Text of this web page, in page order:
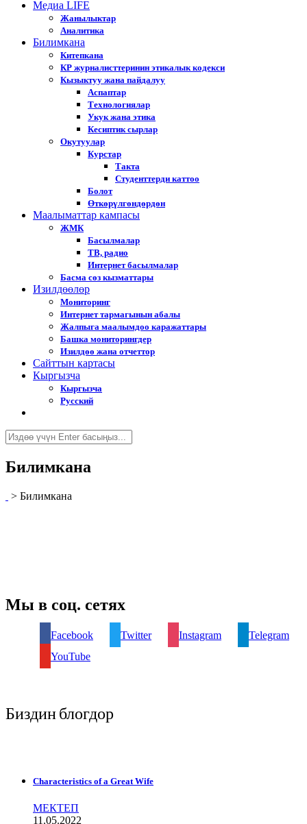
Медиа LIFE
Жанылыктар
Аналитика
Билимкана
Китепкана
КР журналисттеринин этикалык кодекси
Кызыктуу жана пайдалуу
Аспаптар
Технологиялар
Укук жана этика
Кесиптик сырлар
Окутуулар
Курстар
Такта
Студенттерди каттоо
Болот
Өткөрүлгөндөрдөн
Маалыматтар кампасы
ЖМК
Басылмалар
ТВ, радио
Интернет басылмалар
Басма сөз кызматтары
Изилдөөлөр
Мониторинг
Интернет тармагынын абалы
Жалпыга маалымдоо каражаттары
Башка мониторингдер
Изилдөө жана отчеттор
Cайттын картасы
Кыргызча
Кыргызча
Русский
Билимкана
> Билимкана
Мы в соц. сетях
Facebook Twitter Instagram
Telegram
YouTube
Биздин блогдор
Characteristics of a Great Wife
МЕКТЕП
11.05.2022